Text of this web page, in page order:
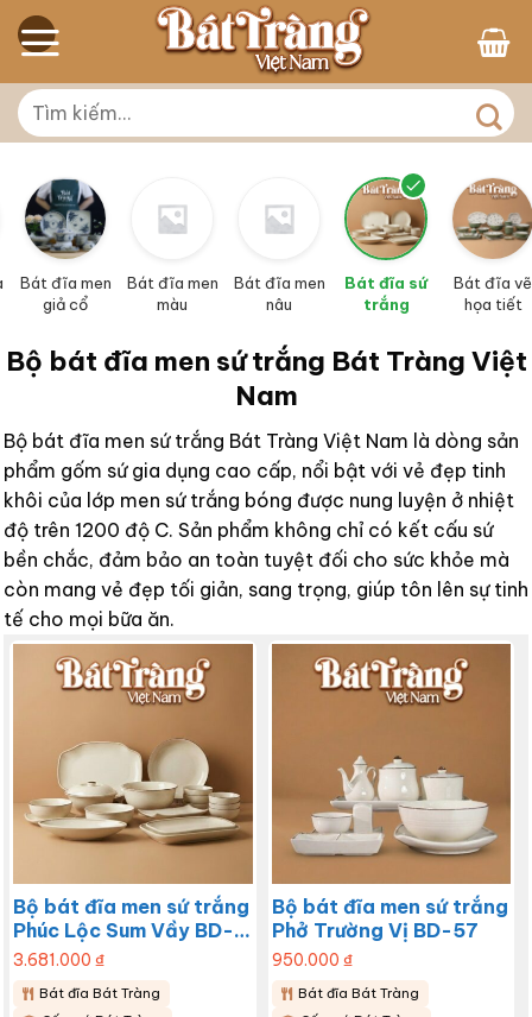
Skip
to
Tìm
kiếm:
Bát đĩa men
giả cổ
Bát đĩa men
màu
Bát đĩa men
nâu
Bát đĩa sứ
trắng
Bát đĩa vẽ
họa tiết
Bộ bát đĩa men sứ trắng Bát Tràng Việt
Nam
Bộ bát đĩa men sứ trắng Bát Tràng Việt Nam là dòng sản
phẩm gốm sứ gia dụng cao cấp, nổi bật với vẻ đẹp tinh
khôi của lớp men sứ trắng bóng được nung luyện ở nhiệt
độ trên 1200 độ C. Sản phẩm không chỉ có kết cấu sứ
bền chắc, đảm bảo an toàn tuyệt đối cho sức khỏe mà
còn mang vẻ đẹp tối giản, sang trọng, giúp tôn lên sự tinh
tế cho mọi bữa ăn.
Bộ bát đĩa men sứ trắng
Phúc Lộc Sum Vầy BD-
58
3.681.000 ₫
Bát đĩa Bát Tràng
Bộ bát đĩa men sứ trắng
Phở Trường Vị BD-57
950.000 ₫
Bát đĩa Bát Tràng